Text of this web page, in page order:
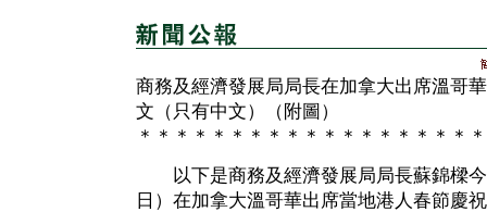
商務及經濟發展局局長在加拿大出席溫哥
文（只有中文）（附圖）
＊＊＊＊＊＊＊＊＊＊＊＊＊＊＊＊＊＊
以下是商務及經濟發展局局長蘇錦樑今
日）在加拿大溫哥華出席當地港人春節慶